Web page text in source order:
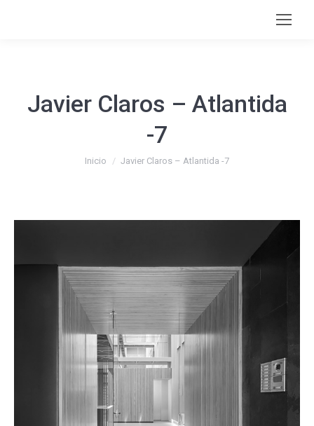
Javier Claros – Atlantida
-7
Estás aquí:
Inicio Javier Claros – Atlantida -7